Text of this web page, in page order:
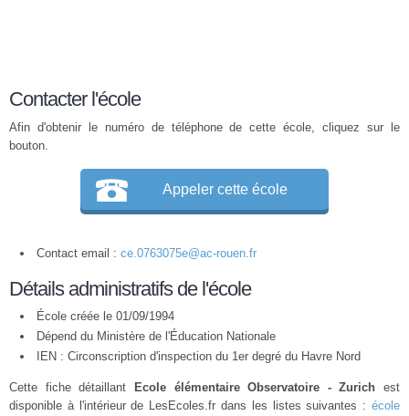
Contacter l'école
Afin d'obtenir le numéro de téléphone de cette école, cliquez sur le
bouton.
Appeler cette école
Contact email : ce.0763075e@ac-rouen.fr
Détails administratifs de l'école
École créée le 01/09/1994
Dépend du Ministère de l'Éducation Nationale
IEN : Circonscription d'inspection du 1er degré du Havre Nord
Cette fiche détaillant Ecole élémentaire Observatoire - Zurich est
disponible à l'intérieur de LesEcoles.fr dans les listes suivantes : école